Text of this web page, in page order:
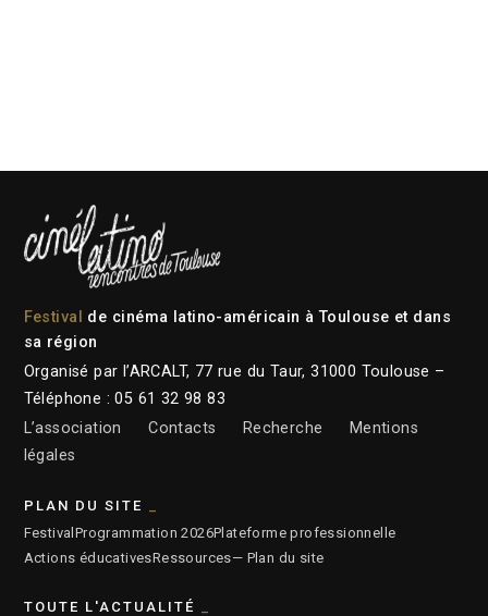
Festival
de cinéma latino-américain à Toulouse et dans
sa région
Organisé par l’ARCALT, 77 rue du Taur, 31000 Toulouse –
Téléphone : 05 61 32 98 83
L’association
Contacts Recherche
Mentions
légales
PLAN DU SITE
Festival Programmation 2026Plateforme professionnelle
Actions éducativesRessources— Plan du site
TOUTE L'ACTUALITÉ